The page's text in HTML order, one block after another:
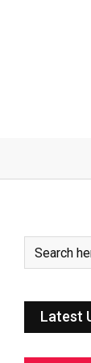
Latest